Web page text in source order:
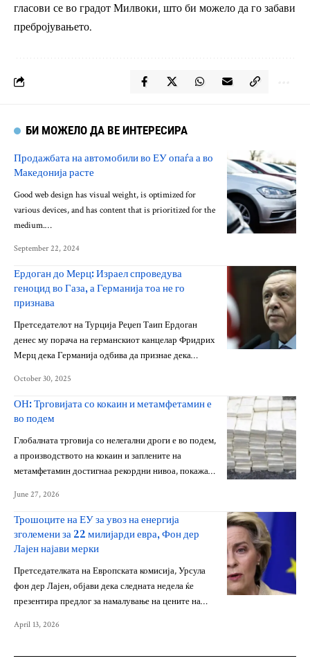
гласови се во градот Милвоки, што би можело да го забави
пребројувањето.
БИ МОЖЕЛО ДА ВЕ ИНТЕРЕСИРА
Продажбата на автомобили во ЕУ опаѓа а во
Македонија расте
Good web design has visual weight, is optimized for
various devices, and has content that is prioritized for the
medium.…
September 22, 2024
Ердоган до Мерц: Израел спроведува
геноцид во Газа, а Германија тоа не го
признава
Претседателот на Турција Реџеп Таип Ердоган
денес му порача на германскиот канцелар Фридрих
Мерц дека Германија одбива да признае дека…
October 30, 2025
ОН: Трговијата со кокаин и метамфетамин е
во подем
Глобалната трговија со нелегални дроги е во подем,
а производството на кокаин и заплените на
метамфетамин достигнаа рекордни нивоа, покажа…
June 27, 2026
Трошоците на ЕУ за увоз на енергија
зголемени за 22 милијарди евра, Фон дер
Лајен најави мерки
Претседателката на Европската комисија, Урсула
фон дер Лајен, објави дека следната недела ќе
презентира предлог за намалување на цените на…
April 13, 2026